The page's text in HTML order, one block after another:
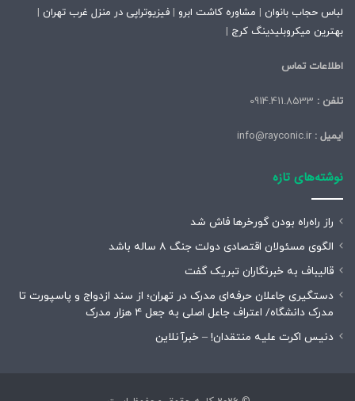
لباس حجاب بانوان | مشاوره کاشت ابرو | فیزیوتراپی در منزل غرب تهران |
بهترین میکروبلیدینگ کرج |
اطلاعات تماس
تلفن :
ایمیل :
نوشته‌های تازه
راز راه‌راه بودن گورخرها فاش شد
الگوی مسئولان اقتصادی دولت جنگ ۸ ساله باشد
قالیباف به خبرنگاران تبریک گفت
دستگیری جاعلان حرفه‌ای مدرک در تهران؛ از سند ازدواج و پاسپورت تا
مدرک دانشگاه/ اعتراف جاعل اصلی به جعل ۴ هزار مدرک
دنیس اکرت علیه منتقدان! – خبرآنلاین